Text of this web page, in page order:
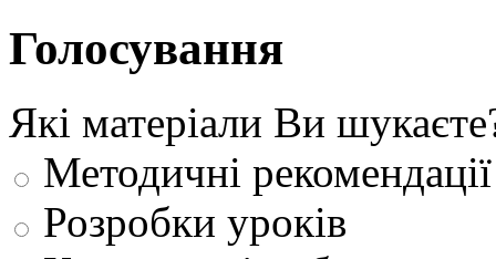
Голосування
Які матеріали Ви
Методичні рекомендації
Розробки уроків